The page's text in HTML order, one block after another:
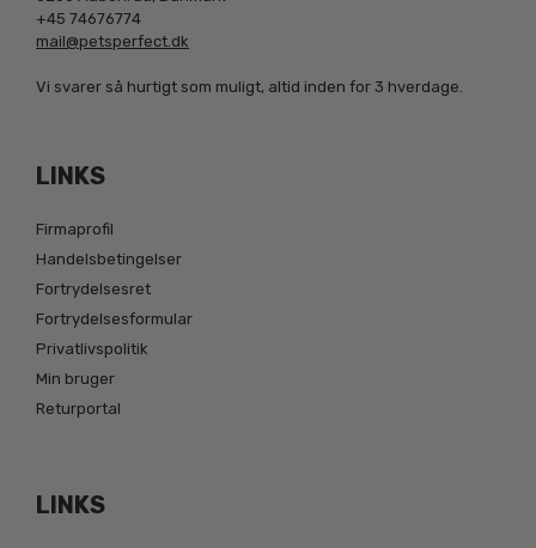
+45 74676774
mail@petsperfect.dk
Vi svarer så hurtigt som muligt, altid inden for 3 hverdage.
LINKS
Firmaprofil
Handelsbetingelser
Fortrydelsesret
Fortrydelsesformular
Privatlivspolitik
Min bruger
Returportal
LINKS